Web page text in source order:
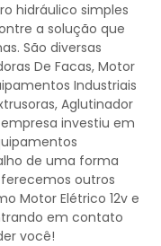
hidráulico simples
a solução que
São diversas
De Facas, Motor
Industriais
Aglutinador
investiu em
de uma forma
outros
Motor Elétrico 12v e
em contato
você!